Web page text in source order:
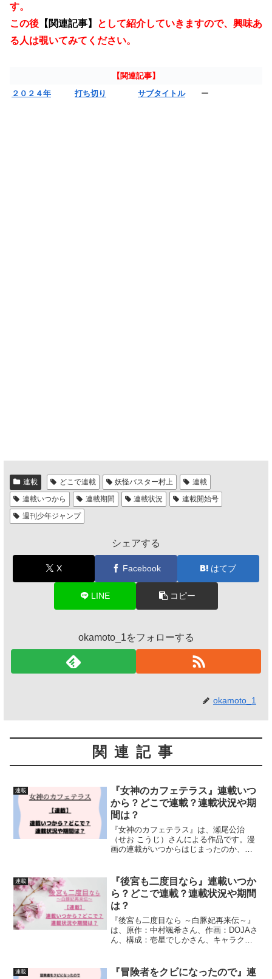
す。
この後 【関連記事】
として紹介していきますので、興味あ
る人は覗いてみてください。
【関連記事】
２０２４年
打ち切り サブタイトル ー
連載 どこで連載 妖怪バスター村上
連載
連載いつから
連載期間 連載状況
連載開始号
週刊少年ジャンプ
シェアする
X Facebook はてブ
LINE コピー
okamoto_1をフォローする
okamoto_1
関連記事
連載
『女神のカフェテラス』連載いつ
から？どこで連載？連載状況や期
間は？
『女神のカフェテラス』は、瀬尾公治
（せお こうじ）さんによる作品です。漫
画の連載がいつからはじまったのか、ど
います
連載
『後宮も二度目なら』連載いつか
ら？どこで連載？連載状況や期間
は？
『後宮も二度目なら ～白豚妃再来伝～』
は、原作：中村颯希さん、作画：DOJAさ
ん、構成：壱星でしかさん、キャラクタ
どこで連載されているのか、連載（更
連載
『冒険者をクビになったので』連